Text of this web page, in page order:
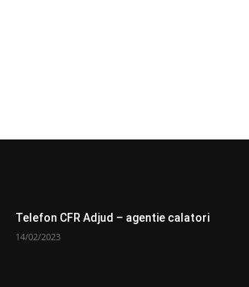
Telefon CFR Adjud – agentie calatori
14/02/2023